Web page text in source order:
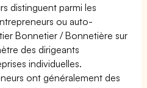
distinguent parmi les
ou auto-
Bonnetier / Bonnetière sur
des dirigeants
individuelles.
ont généralement des